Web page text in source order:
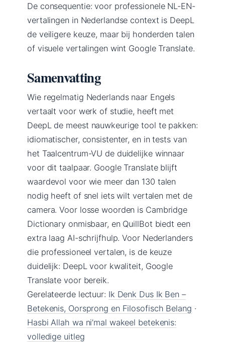
De consequentie: voor professionele NL-EN-
vertalingen in Nederlandse context is DeepL
de veiligere keuze, maar bij honderden talen
of visuele vertalingen wint Google Translate.
Samenvatting
Wie regelmatig Nederlands naar Engels
vertaalt voor werk of studie, heeft met
DeepL de meest nauwkeurige tool te pakken:
idiomatischer, consistenter, en in tests van
het Taalcentrum-VU de duidelijke winnaar
voor dit taalpaar. Google Translate blijft
waardevol voor wie meer dan 130 talen
nodig heeft of snel iets wilt vertalen met de
camera. Voor losse woorden is Cambridge
Dictionary onmisbaar, en QuillBot biedt een
extra laag AI-schrijfhulp. Voor Nederlanders
die professioneel vertalen, is de keuze
duidelijk: DeepL voor kwaliteit, Google
Translate voor bereik.
Gerelateerde lectuur: Ik Denk Dus Ik Ben –
Betekenis, Oorsprong en Filosofisch Belang ·
Hasbi Allah wa ni’mal wakeel betekenis:
volledige uitleg